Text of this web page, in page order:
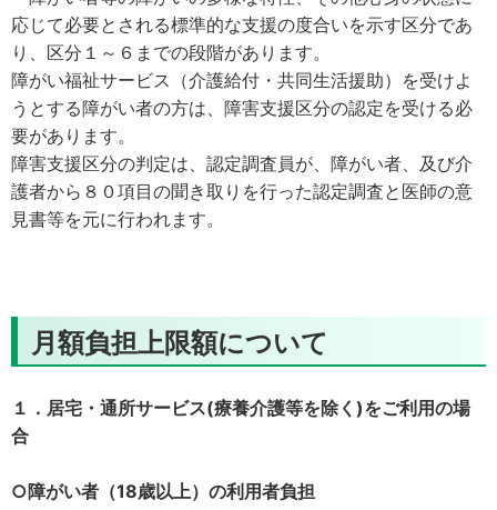
応じて必要とされる標準的な支援の度合いを示す区分であ
り、区分１～６までの段階があります。
障がい福祉サービス（介護給付・共同生活援助）を受けよ
うとする障がい者の方は、障害支援区分の認定を受ける必
要があります。
障害支援区分の判定は、認定調査員が、障がい者、及び介
護者から８０項目の聞き取りを行った認定調査と医師の意
見書等を元に行われます。
月額負担上限額について
１．居宅・通所サービス(療養介護等を除く)をご利用の場
合
○障がい者（18歳以上）の利用者負担